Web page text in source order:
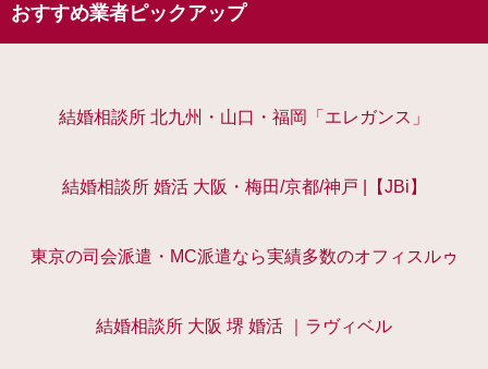
おすすめ業者ピックアップ
結婚相談所 北九州・山口・福岡「エレガンス」
結婚相談所 婚活 大阪・梅田/京都/神戸 |【JBi】
東京の司会派遣・MC派遣なら実績多数のオフィスルゥ
結婚相談所 大阪 堺 婚活 ｜ラヴィベル